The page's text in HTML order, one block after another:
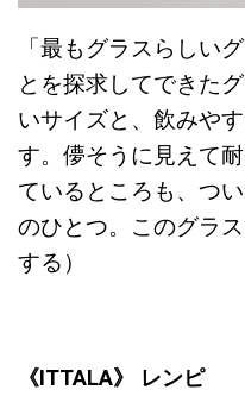
「最もグラスらしい
とを探求してできた
いサイズと、飲みや
す。儚そうに見えて
ているところも、つ
のひとつ。このグラ
する）
《ITTALA》 レンピ